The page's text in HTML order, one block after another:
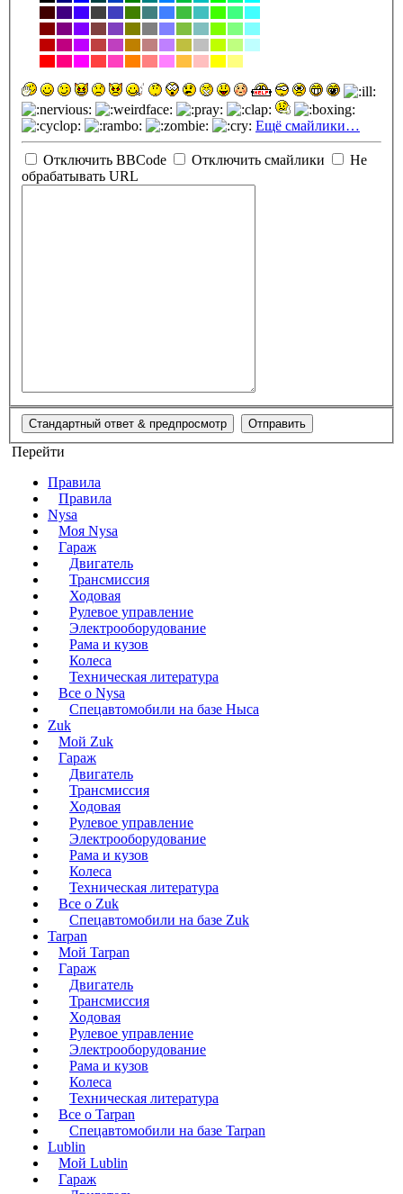
Ещё смайлики…
Отключить BBCode Отключить смайлики
Не
обрабатывать URL
Перейти
Правила
Правила
Nysa
Моя Nysa
Гараж
Двигатель
Трансмиссия
Ходовая
Рулевое управление
Электрооборудование
Рама и кузов
Колеса
Техническая литература
Все о Nysa
Спецавтомобили на базе Ныса
Zuk
Мой Zuk
Гараж
Двигатель
Трансмиссия
Ходовая
Рулевое управление
Электрооборудование
Рама и кузов
Колеса
Техническая литература
Все о Zuk
Спецавтомобили на базе Zuk
Tarpan
Мой Tarpan
Гараж
Двигатель
Трансмиссия
Ходовая
Рулевое управление
Электрооборудование
Рама и кузов
Колеса
Техническая литература
Все о Tarpan
Спецавтомобили на базе Tarpan
Lublin
Мой Lublin
Гараж